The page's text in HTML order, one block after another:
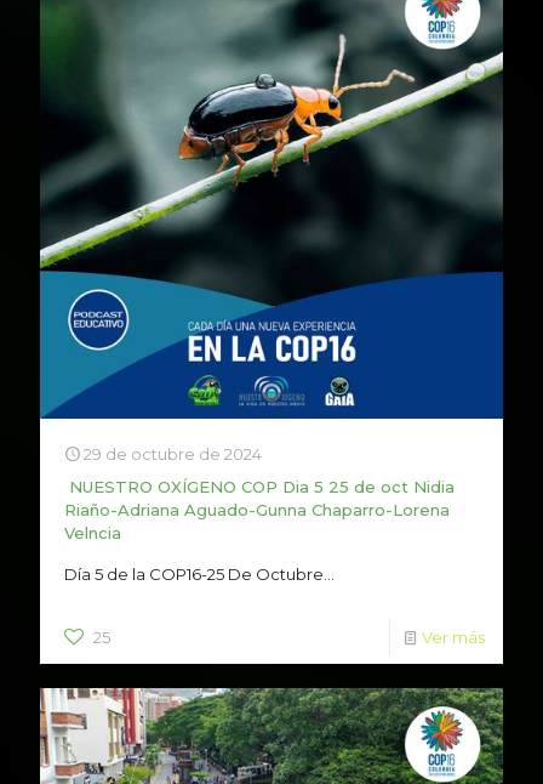
29 de octubre de 2024
NUESTRO OXÍGENO COP Dia 5 25 de oct Nidia
Riaño-Adriana Aguado-Gunna Chaparro-Lorena
Velncia
Día 5 de la COP16-25 De Octubre...
25 Ver más